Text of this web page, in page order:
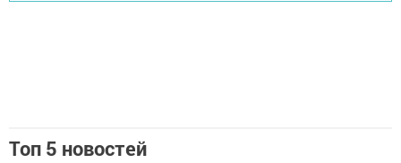
Топ 5 новостей